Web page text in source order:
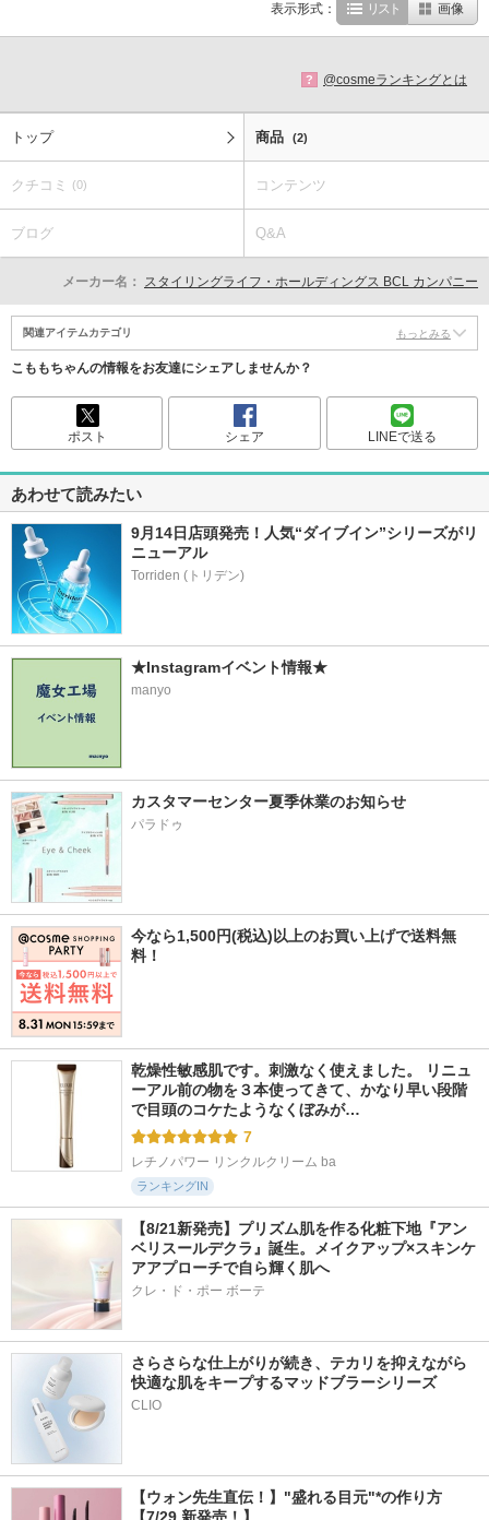
表示形式： リスト 画像
? @cosmeランキングとは
トップ 商品 (2)
クチコミ (0) コンテンツ
ブログ Q&A
メーカー名： スタイリングライフ・ホールディングス BCL カンパニー
関連アイテムカテゴリ もっとみる
こももちゃんの情報をお友達にシェアしませんか？
ポスト シェア LINEで送る
あわせて読みたい
9月14日店頭発売！人気“ダイブイン”シリーズがリ
ニューアル
★Instagramイベント情報★
manyo
カスタマーセンター夏季休業のお知らせ
パラドゥ
今なら1,500円(税込)以上のお買い上げで送料無
料！
乾燥性敏感肌です。刺激なく使えました。 リニュ
ーアル前の物を３本使ってきて、かなり早い段階
で目頭のコケたようなくぼみが…
7
レチノパワー リンクルクリーム ba
ランキングIN
【8/21新発売】プリズム肌を作る化粧下地『アン
ベリスールデクラ』誕生。メイクアップ×スキンケ
アアプローチで自ら輝く肌へ
クレ・ド・ポー ボーテ
さらさらな仕上がりが続き、テカリを抑えながら
快適な肌をキープするマッドブラーシリーズ
【ウォン先生直伝！】"盛れる目元"*の作り方